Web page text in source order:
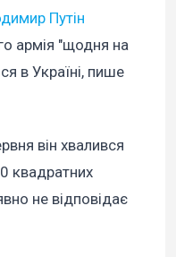
Путін
армія "щодня на
в Україні, пише
він хвалився
квадратних
не відповідає